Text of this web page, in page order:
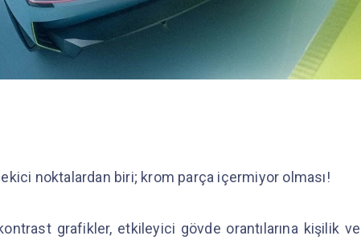
noktalardan biri; krom parça içermiyor olması!
grafikler, etkileyici gövde orantılarına kişilik ve